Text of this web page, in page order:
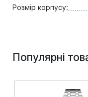
Розмір корпусу:
Популярні